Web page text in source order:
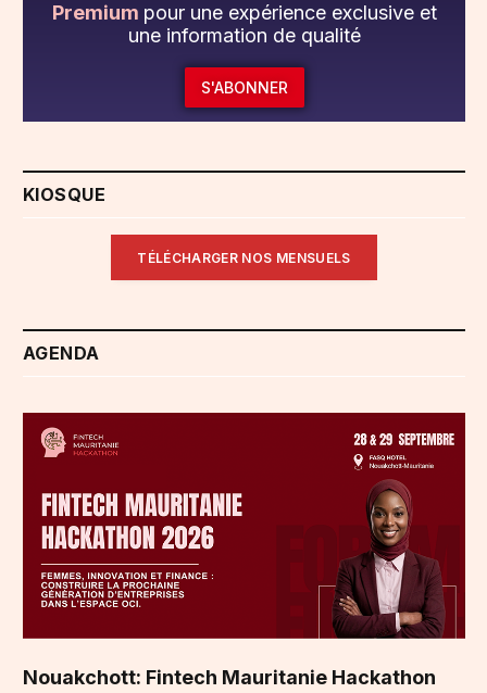
Premium pour une expérience exclusive et
une information de qualité
S'ABONNER
KIOSQUE
TÉLÉCHARGER NOS MENSUELS
AGENDA
Nouakchott: Fintech Mauritanie Hackathon